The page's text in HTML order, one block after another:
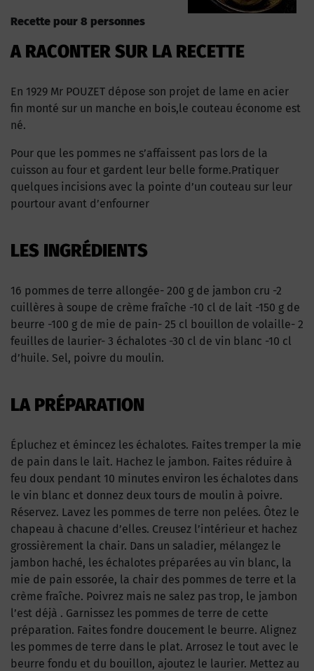
Recette pour 8 personnes
A RACONTER SUR LA RECETTE
En 1929 Mr POUZET dépose son projet de lame en acier
fin monté sur un manche en bois,le couteau économe est
né.
Pour que les pommes ne s’affaissent pas lors de la
cuisson au four et gardent leur belle forme.Pratiquer
quelques incisions avec la pointe d’un couteau sur leur
pourtour avant d’enfourner
LES INGRÉDIENTS
16 pommes de terre allongée- 200 g de jambon cru -2
cuillères à soupe de crème fraîche -10 cl de lait -150 g de
beurre -100 g de mie de pain- 25 cl bouillon de volaille- 2
feuilles de laurier- 3 échalotes -30 cl de vin blanc -10 cl
d’huile. Sel, poivre du moulin.
LA PRÉPARATION
Épluchez et émincez les échalotes. Faites tremper la mie
de pain dans le lait. Hachez le jambon. Faites réduire à
feu doux pendant 10 minutes environ les échalotes dans
le vin blanc et donnez deux tours de moulin à poivre.
Réservez. Lavez les pommes de terre non pelées. Ôtez le
chapeau à chacune d’elles. Creusez l’intérieur et hachez
grossièrement la chair. Dans un saladier, mélangez le
jambon haché, les échalotes préparées au vin blanc, la
mie de pain essorée, la chair des pommes de terre et la
crème fraîche. Poivrez mais ne salez pas trop, le jambon
l’est déjà . Garnissez les pommes de terre de cette
préparation. Faites fondre doucement le beurre. Alignez
les pommes de terre dans le plat. Arrosez le tout avec le
beurre fondu et du bouillon, ajoutez le laurier. Mettez au